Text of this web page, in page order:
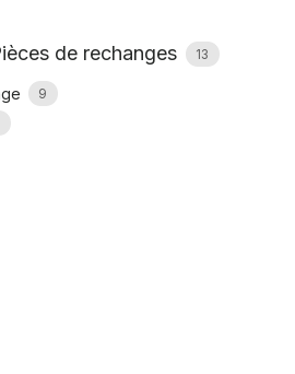
de rechanges 13
9